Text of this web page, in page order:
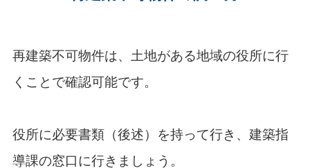
再建築不可物件は、土地がある地域の役所に行
くことで確認可能です。
役所に必要書類（後述）を持って行き、建築指
導課の窓口に行きましょう。